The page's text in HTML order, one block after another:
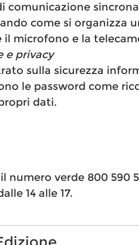
comunicazione
come si organizza
microfono e la
e privacy
sulla sicurezza
le password come
dati.
verde 800 590
14 alle 17.